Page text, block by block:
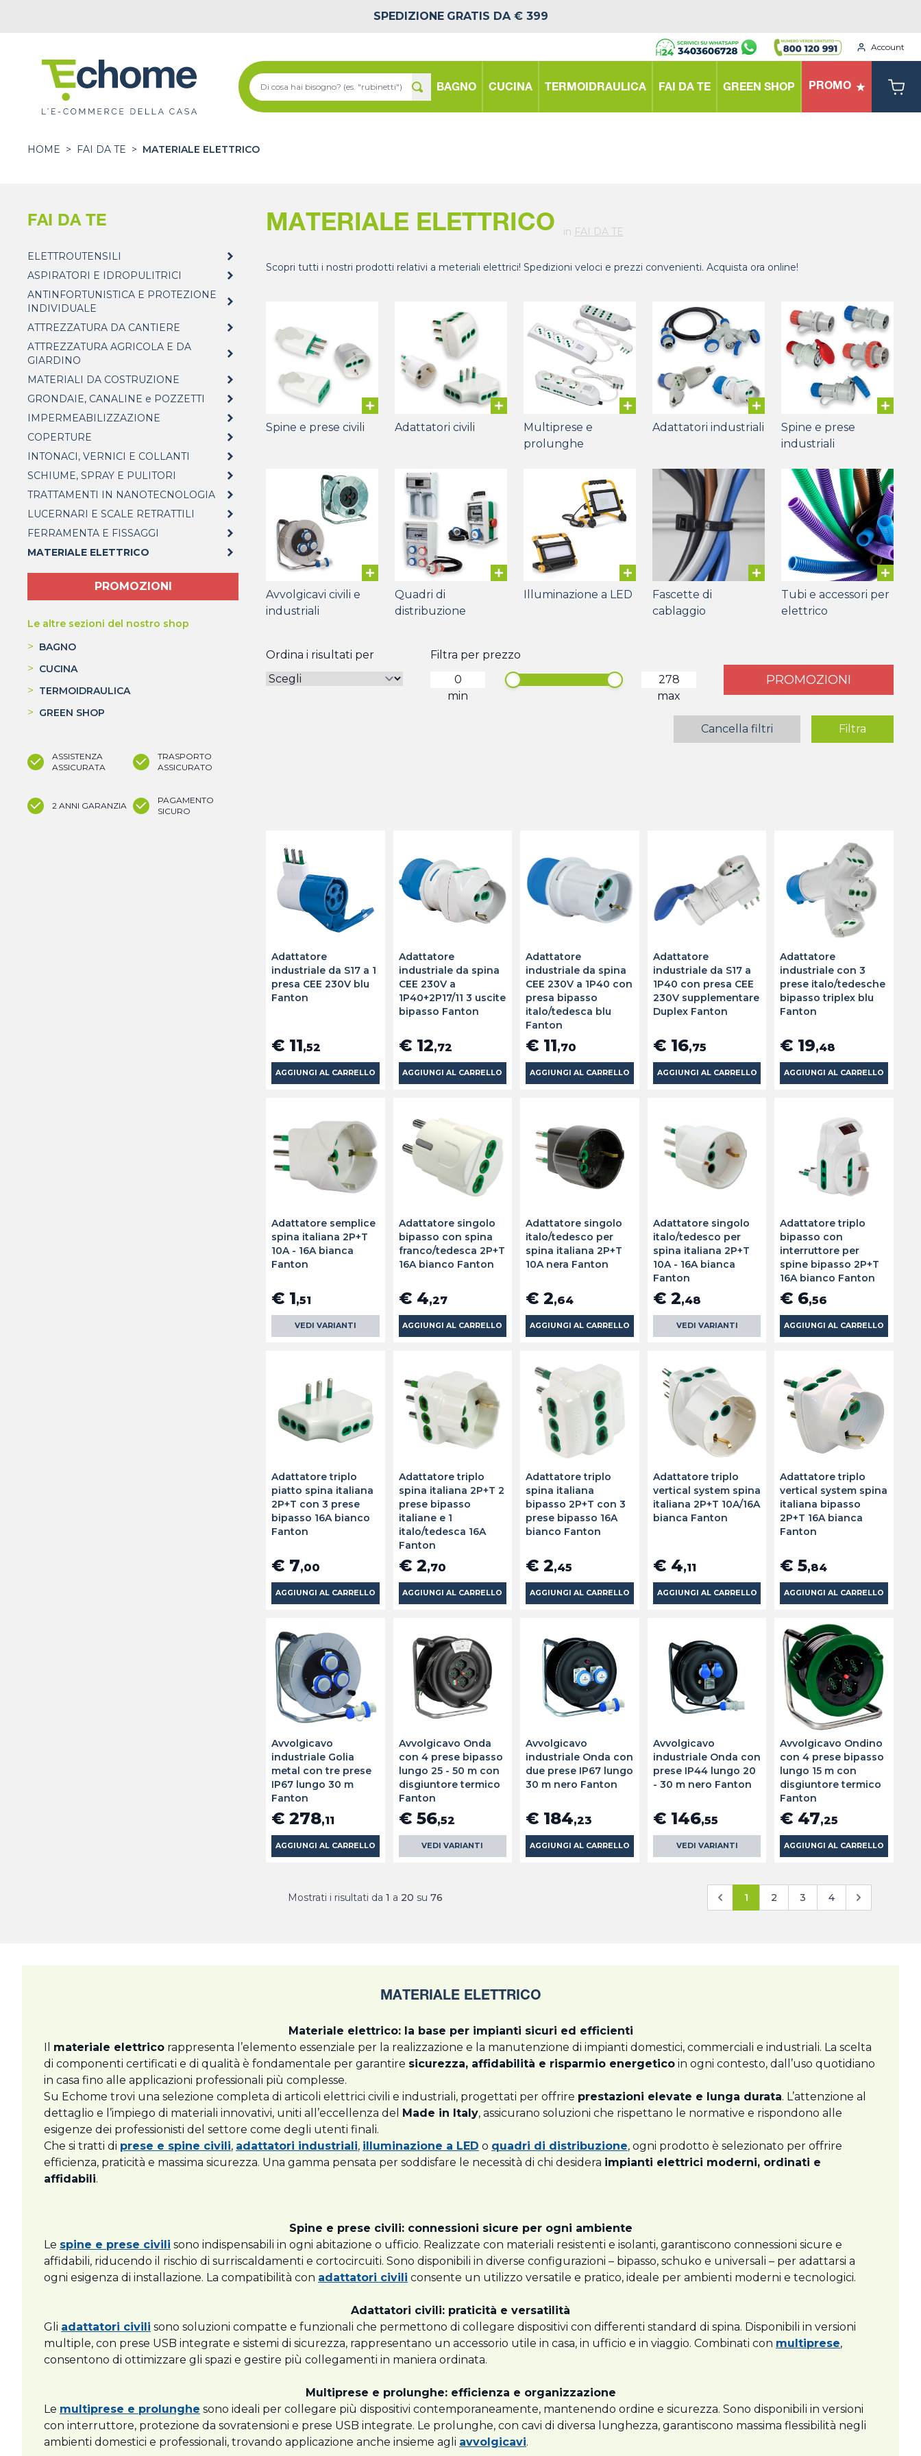
SPEDIZIONE GRATIS DA € 399
Account
BAGNO CUCINA TERMOIDRAULICA FAI DA TE GREEN SHOP PROMO
HOME > FAI DA TE > MATERIALE ELETTRICO
FAI DA TE
ELETTROUTENSILI
ASPIRATORI E IDROPULITRICI
ANTINFORTUNISTICA E PROTEZIONE
INDIVIDUALE
ATTREZZATURA DA CANTIERE
ATTREZZATURA AGRICOLA E DA
GIARDINO
MATERIALI DA COSTRUZIONE
GRONDAIE, CANALINE e POZZETTI
IMPERMEABILIZZAZIONE
COPERTURE
INTONACI, VERNICI E COLLANTI
SCHIUME, SPRAY E PULITORI
TRATTAMENTI IN NANOTECNOLOGIA
LUCERNARI E SCALE RETRATTILI
FERRAMENTA E FISSAGGI
MATERIALE ELETTRICO
PROMOZIONI
Le altre sezioni del nostro shop
> BAGNO
> CUCINA
> TERMOIDRAULICA
> GREEN SHOP
ASSISTENZA
ASSICURATA
TRASPORTO
ASSICURATO
2 ANNI GARANZIA
PAGAMENTO
SICURO
MATERIALE ELETTRICO in FAI DA TE
Scopri tutti i nostri prodotti relativi a meteriali elettrici! Spedizioni veloci e prezzi convenienti. Acquista ora online!
Spine e prese civili Adattatori civili
Multiprese e
prolunghe
Adattatori industriali
Spine e prese
industriali
Avvolgicavi civili e
industriali
Quadri di
distribuzione
Illuminazione a LED
Fascette di
cablaggio
Tubi e accessori per
elettrico
Ordina i risultati per Filtra per prezzo
min max
PROMOZIONI
Cancella filtri Filtra
Adattatore
industriale da S17 a 1
presa CEE 230V blu
Fanton
€ 11,52
AGGIUNGI AL CARRELLO
Adattatore
industriale da spina
CEE 230V a
1P40+2P17/11 3 uscite
bipasso Fanton
€ 12,72
AGGIUNGI AL CARRELLO
Adattatore
industriale da spina
CEE 230V a 1P40 con
presa bipasso
italo/tedesca blu
Fanton
€ 11,70
AGGIUNGI AL CARRELLO
Adattatore
industriale da S17 a
1P40 con presa CEE
230V supplementare
Duplex Fanton
€ 16,75
AGGIUNGI AL CARRELLO
Adattatore
industriale con 3
prese italo/tedesche
bipasso triplex blu
Fanton
€ 19,48
AGGIUNGI AL CARRELLO
Adattatore semplice
spina italiana 2P+T
10A - 16A bianca
Fanton
€ 1,51
VEDI VARIANTI
Adattatore singolo
bipasso con spina
franco/tedesca 2P+T
16A bianco Fanton
€ 4,27
AGGIUNGI AL CARRELLO
Adattatore singolo
italo/tedesco per
spina italiana 2P+T
10A nera Fanton
€ 2,64
AGGIUNGI AL CARRELLO
Adattatore singolo
italo/tedesco per
spina italiana 2P+T
10A - 16A bianca
Fanton
€ 2,48
VEDI VARIANTI
Adattatore triplo
bipasso con
interruttore per
spine bipasso 2P+T
16A bianco Fanton
€ 6,56
AGGIUNGI AL CARRELLO
Adattatore triplo
piatto spina italiana
2P+T con 3 prese
bipasso 16A bianco
Fanton
€ 7,00
AGGIUNGI AL CARRELLO
Adattatore triplo
spina italiana 2P+T 2
prese bipasso
italiane e 1
italo/tedesca 16A
Fanton
€ 2,70
AGGIUNGI AL CARRELLO
Adattatore triplo
spina italiana
bipasso 2P+T con 3
prese bipasso 16A
bianco Fanton
€ 2,45
AGGIUNGI AL CARRELLO
Adattatore triplo
vertical system spina
italiana 2P+T 10A/16A
bianca Fanton
€ 4,11
AGGIUNGI AL CARRELLO
Adattatore triplo
vertical system spina
italiana bipasso
2P+T 16A bianca
Fanton
€ 5,84
AGGIUNGI AL CARRELLO
Avvolgicavo
industriale Golia
metal con tre prese
IP67 lungo 30 m
Fanton
€ 278,11
AGGIUNGI AL CARRELLO
Avvolgicavo Onda
con 4 prese bipasso
lungo 25 - 50 m con
disgiuntore termico
Fanton
€ 56,52
VEDI VARIANTI
Avvolgicavo
industriale Onda con
due prese IP67 lungo
30 m nero Fanton
€ 184,23
AGGIUNGI AL CARRELLO
Avvolgicavo
industriale Onda con
prese IP44 lungo 20
- 30 m nero Fanton
€ 146,55
VEDI VARIANTI
Avvolgicavo Ondino
con 4 prese bipasso
lungo 15 m con
disgiuntore termico
Fanton
€ 47,25
AGGIUNGI AL CARRELLO
Mostrati i risultati da 1 a 20 su 76 1 2 3 4
MATERIALE ELETTRICO
Materiale elettrico: la base per impianti sicuri ed efficienti
materiale elettrico rappresenta l’elemento essenziale per la realizzazione e la manutenzione di impianti domestici, commerciali e industriali. La scelta
di componenti certificati e di qualità è fondamentale per garantire sicurezza, affidabilità e risparmio energetico in ogni contesto, dall’uso quotidiano
in casa fino alle applicazioni professionali più complesse.
Su Echome trovi una selezione completa di articoli elettrici civili e industriali, progettati per offrire prestazioni elevate e lunga durata. L’attenzione al
dettaglio e l’impiego di materiali innovativi, uniti all’eccellenza del
Made in Italy, assicurano soluzioni che rispettano le normative e rispondono alle
esigenze dei professionisti del settore come degli utenti finali.
Che si tratti di prese e spine civili, adattatori industriali, illuminazione a LED o quadri di distribuzione, ogni prodotto è selezionato per offrire
efficienza, praticità e massima sicurezza. Una gamma pensata per soddisfare le necessità di chi desidera impianti elettrici moderni, ordinati e
affidabili.
Spine e prese civili: connessioni sicure per ogni ambiente
Le spine e prese civili sono indispensabili in ogni abitazione o ufficio. Realizzate con materiali resistenti e isolanti, garantiscono connessioni sicure e
affidabili, riducendo il rischio di surriscaldamenti e cortocircuiti. Sono disponibili in diverse configurazioni – bipasso, schuko e universali – per adattarsi a
ogni esigenza di installazione. La compatibilità con adattatori civili consente un utilizzo versatile e pratico, ideale per ambienti moderni e tecnologici.
Adattatori civili: praticità e versatilità
Gli adattatori civili sono soluzioni compatte e funzionali che permettono di collegare dispositivi con differenti standard di spina. Disponibili in versioni
multiple, con prese USB integrate e sistemi di sicurezza, rappresentano un accessorio utile in casa, in ufficio e in viaggio. Combinati con multiprese,
consentono di ottimizzare gli spazi e gestire più collegamenti in maniera ordinata.
Multiprese e prolunghe: efficienza e organizzazione
Le multiprese e prolunghe sono ideali per collegare più dispositivi contemporaneamente, mantenendo ordine e sicurezza. Sono disponibili in versioni
con interruttore, protezione da sovratensioni e prese USB integrate. Le prolunghe, con cavi di diversa lunghezza, garantiscono massima flessibilità negli
ambienti domestici e professionali, trovando applicazione anche insieme agli avvolgicavi.